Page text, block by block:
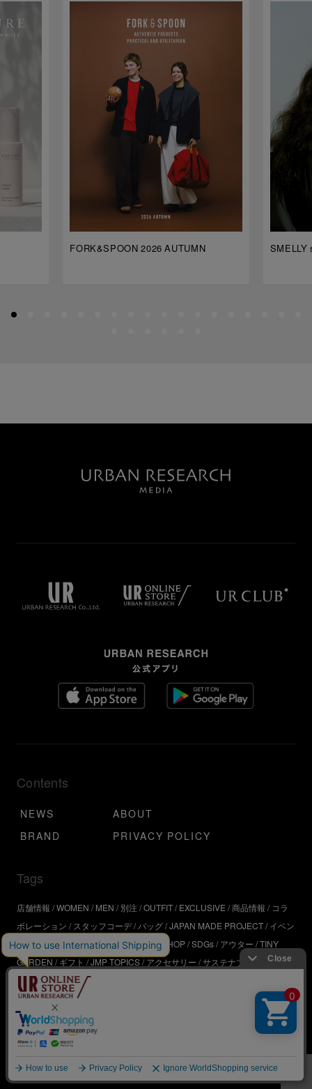
BRAND
FORK&SPOON 2026 AUTUMN SMELLY
Contents
NEWS
ABOUT
BRAND
PRIVACY POLICY
Tags
店舗情報 WOMEN MEN 別注 OUTFIT EXCLUSIVE 商品情報
コラ
ボレーション
スタッフコーデ バッグ JAPAN MADE PROJECT イベン
ト アウトドア インタビュー WORKSHOP SDGs アウター TINY
GARDEN
ギフト JMP TOPICS アクセサリー サステナブル
UR
SDGs
ジュエリー
ア URBS
© URBAN RESEARCH Co.,Ltd.All rights Reserved